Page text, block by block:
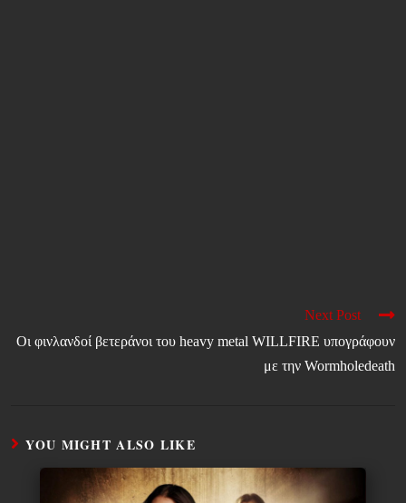
Next Post
Οι φινλανδοί βετεράνοι του heavy metal WILLFIRE υπογράφουν
με την Wormholedeath
YOU MIGHT ALSO LIKE